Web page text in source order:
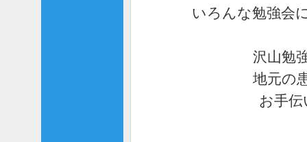
いろんな勉強会
沢山勉
地元の
お手